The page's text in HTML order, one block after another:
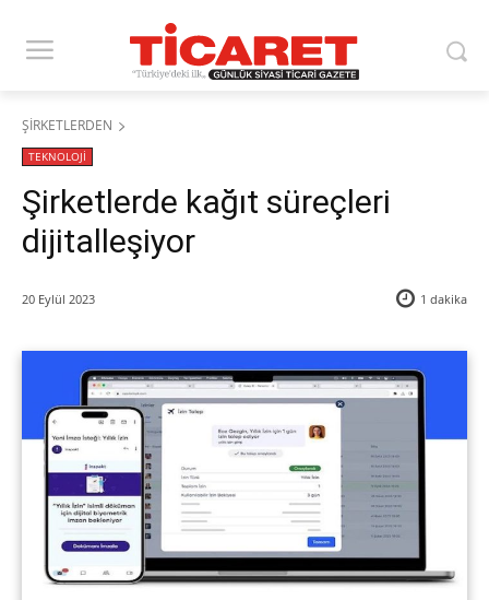
ŞİRKETLERDEN
TEKNOLOJİ
Şirketlerde kağıt süreçleri
dijitalleşiyor
20 Eylül 2023 1 dakika